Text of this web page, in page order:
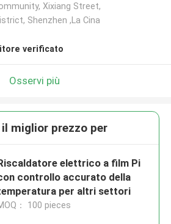
Xixiang Street,
Shenzhen ,La Cina
verificato
Osservi più
miglior prezzo per
elettrico a film Pi
controllo accurato della
per altri settori
： 100 pieces